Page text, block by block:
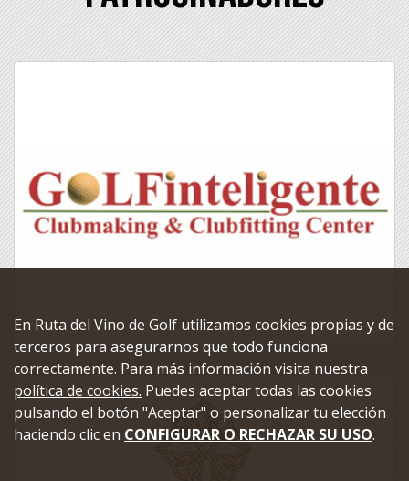
En Ruta del Vino de Golf utilizamos cookies propias y de
terceros para asegurarnos que todo funciona
correctamente. Para más información visita nuestra
política de cookies. Puedes aceptar todas las cookies
pulsando el botón "Aceptar" o personalizar tu elección
haciendo clic en CONFIGURAR O RECHAZAR SU USO.